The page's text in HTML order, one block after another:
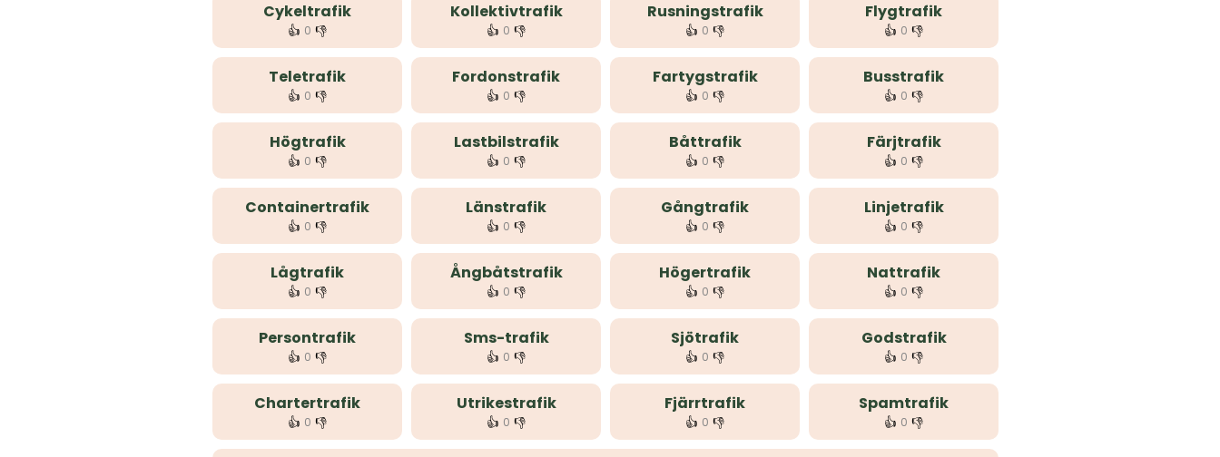
Cykeltrafik
👍 0 👎
Kollektivtrafik
👍 0 👎
Rusningstrafik
👍 0 👎
Flygtrafik
👍 0 👎
Teletrafik
👍 0 👎
Fordonstrafik
👍 0 👎
Fartygstrafik
👍 0 👎
Busstrafik
👍 0 👎
Högtrafik
👍 0 👎
Lastbilstrafik
👍 0 👎
Båttrafik
👍 0 👎
Färjtrafik
👍 0 👎
Containertrafik
👍 0 👎
Länstrafik
👍 0 👎
Gångtrafik
👍 0 👎
Linjetrafik
👍 0 👎
Lågtrafik
👍 0 👎
Ångbåtstrafik
👍 0 👎
Högertrafik
👍 0 👎
Nattrafik
👍 0 👎
Persontrafik
👍 0 👎
Sms-trafik
👍 0 👎
Sjötrafik
👍 0 👎
Godstrafik
👍 0 👎
Chartertrafik
👍 0 👎
Utrikestrafik
👍 0 👎
Fjärrtrafik
👍 0 👎
Spamtrafik
👍 0 👎